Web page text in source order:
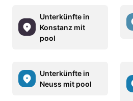
Unterkünfte in
Konstanz mit
pool
Unterkünfte in
Neuss mit pool